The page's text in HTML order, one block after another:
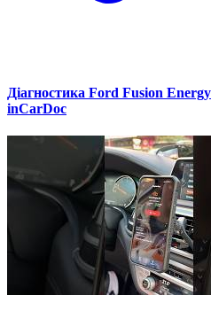
Діагностика Ford Fusion
inCarDoc